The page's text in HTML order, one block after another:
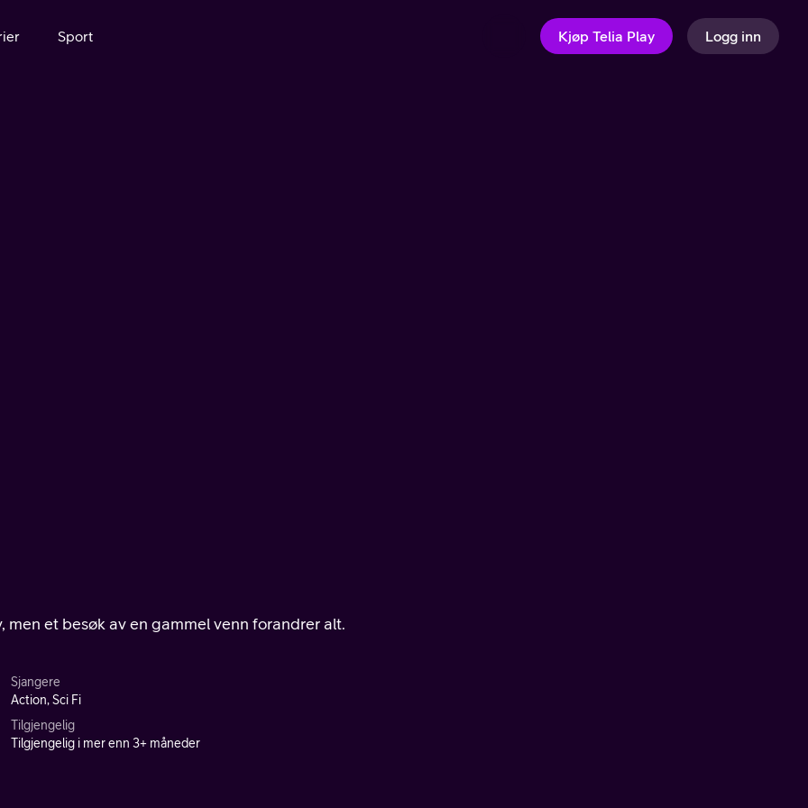
Sport Kjøp Telia Play Logg inn
et besøk av en gammel venn forandrer alt.
Sjangere
Action, Sci Fi
Tilgjengelig
Tilgjengelig i mer enn 3+ måneder